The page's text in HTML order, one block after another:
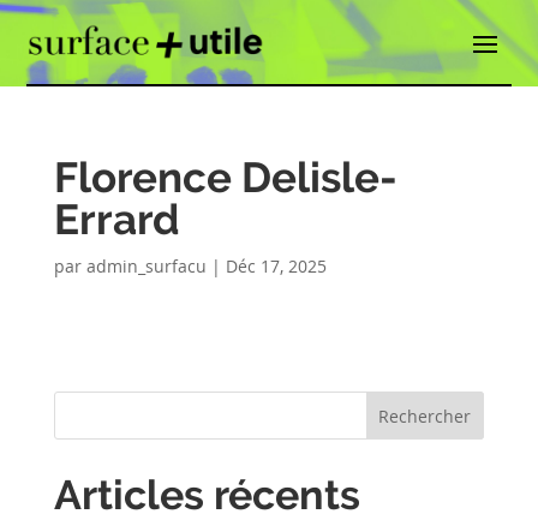
Florence Delisle-
Errard
par admin_surfacu | Déc 17, 2025
Rechercher
Articles récents